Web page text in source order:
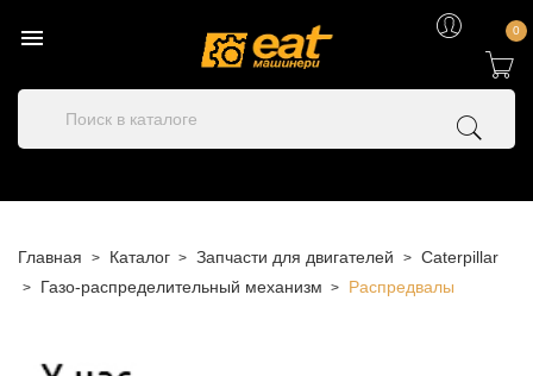
 0
Главная Каталог Запчасти для двигателей
Caterpillar
Газо-распределительный механизм
Распредвалы